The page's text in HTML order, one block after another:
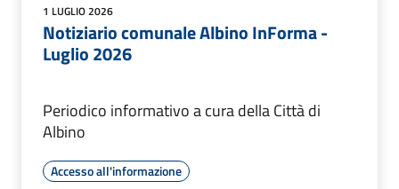
1 LUGLIO 2026
Notiziario comunale Albino InForma -
Luglio 2026
Periodico informativo a cura della Città di
Albino
Accesso all'informazione